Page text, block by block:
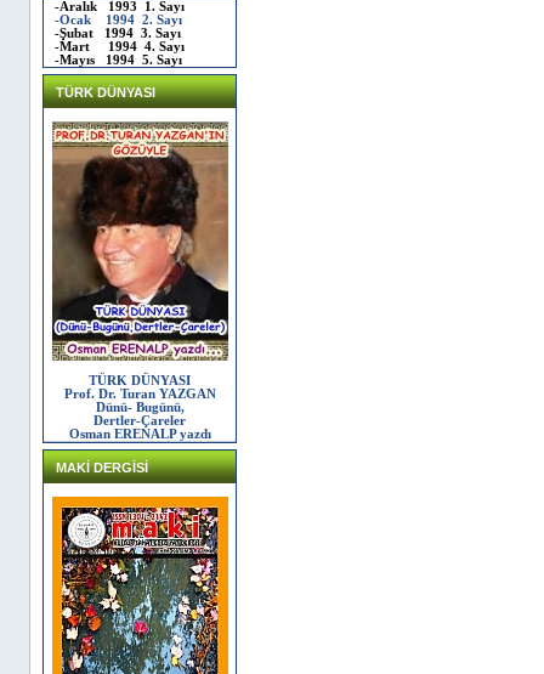
-Aralık 1993 1. Sayı
-Ocak 1994 2. Sayı
-Şubat 1994 3. Sayı
-Mart 1994 4. Sayı
-Mayıs 1994 5. Sayı
TÜRK DÜNYASI
TÜRK DÜNYASI
Prof. Dr. Turan YAZGAN
Dünü- Bugünü,
Dertler-Çareler
Osman ERENALP yazdı
MAKİ DERGİSİ